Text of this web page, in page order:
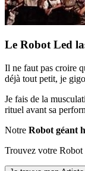
Le Robot Led
Il ne faut pas croire
déjà tout petit, je
Je fais de la
rituel avant sa
Notre Robot géant
Trouvez votre